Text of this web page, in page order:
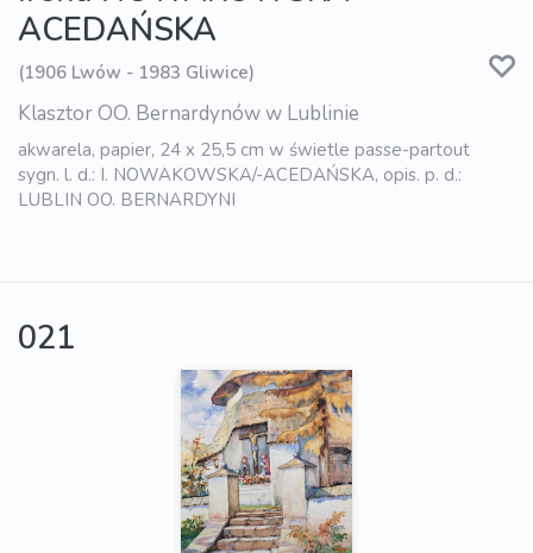
ACEDAŃSKA
(1906 Lwów - 1983 Gliwice)
Klasztor OO. Bernardynów w Lublinie
akwarela, papier, 24 x 25,5 cm w świetle passe-partout
sygn. l. d.: I. NOWAKOWSKA/-ACEDAŃSKA, opis. p. d.:
LUBLIN OO. BERNARDYNI
021